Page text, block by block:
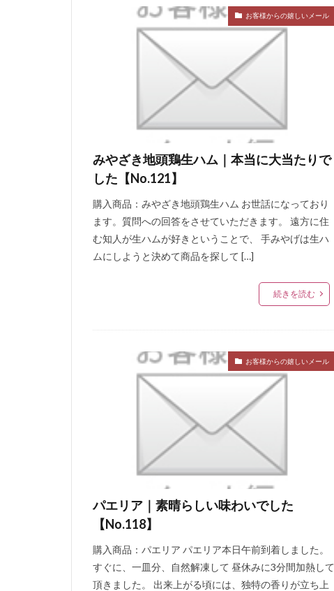
お客様からの嬉しいメール
みやざき地頭鶏生ハム｜本当に大当たりで
した【No.121】
購入商品：みやざき地頭鶏生ハム お世話になっており
ます。質問への回答をさせていただきます。 遠方に住
む知人が生ハムが好きということで、 手みやげは生ハ
ムにしようと決めて商品を探して […]
続きを読む
お客様からの嬉しいメール
パエリア｜素晴らしい味わいでした
【No.118】
購入商品：パエリア パエリア本日午前到着しました。
すぐに、一皿分、自然解凍して 昼休みに3分間加熱して
頂きました。 出来上がる頃には、独特の香りが立ち上